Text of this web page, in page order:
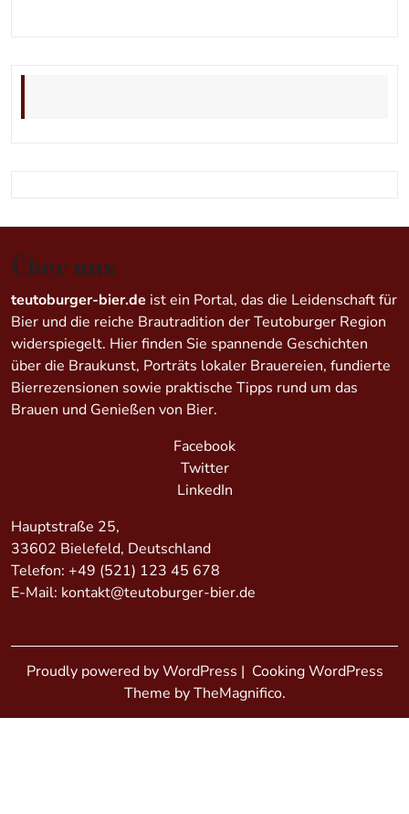
Über uns
teutoburger-bier.de ist ein Portal, das die Leidenschaft für
Bier und die reiche Brautradition der Teutoburger Region
widerspiegelt. Hier finden Sie spannende Geschichten
über die Braukunst, Porträts lokaler Brauereien, fundierte
Bierrezensionen sowie praktische Tipps rund um das
Brauen und Genießen von Bier.
Facebook
Twitter
LinkedIn
Hauptstraße 25,
33602 Bielefeld, Deutschland
Telefon: +49 (521) 123 45 678
E-Mail: kontakt@teutoburger-bier.de
Proudly powered by WordPress | Cooking WordPress
Theme by TheMagnifico.